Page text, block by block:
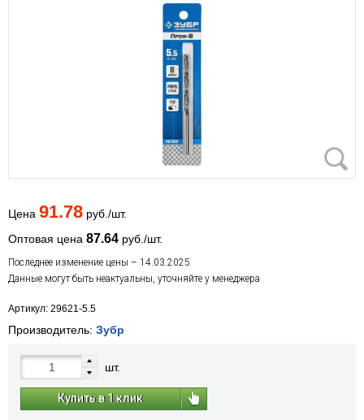
Цена 91.78 руб./шт.
Оптовая цена 87.64 руб./шт.
Последнее изменение цены – 14.03.2025
Данные могут быть неактуальны, уточняйте у менеджера
Артикул: 29621-5.5
Производитель: Зубр
шт.
Купить в 1 клик